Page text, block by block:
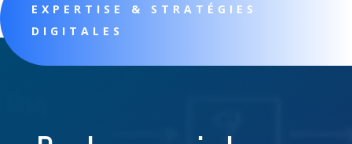
EXPERTISE & STRATÉGIES
DIGITALES